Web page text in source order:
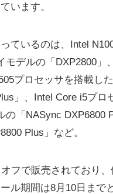
います。
ているのは、Intel
モデルの「DXP2800」
プロセッサを搭載し
」、Intel Core i5プロ
の「NASync DXP6800
Plus」など。
フで販売されており
ル期間は8月10日まで